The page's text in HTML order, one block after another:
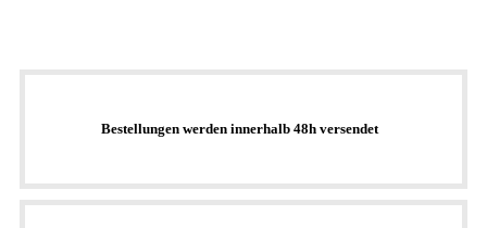
Bestellungen werden innerhalb 48h versendet